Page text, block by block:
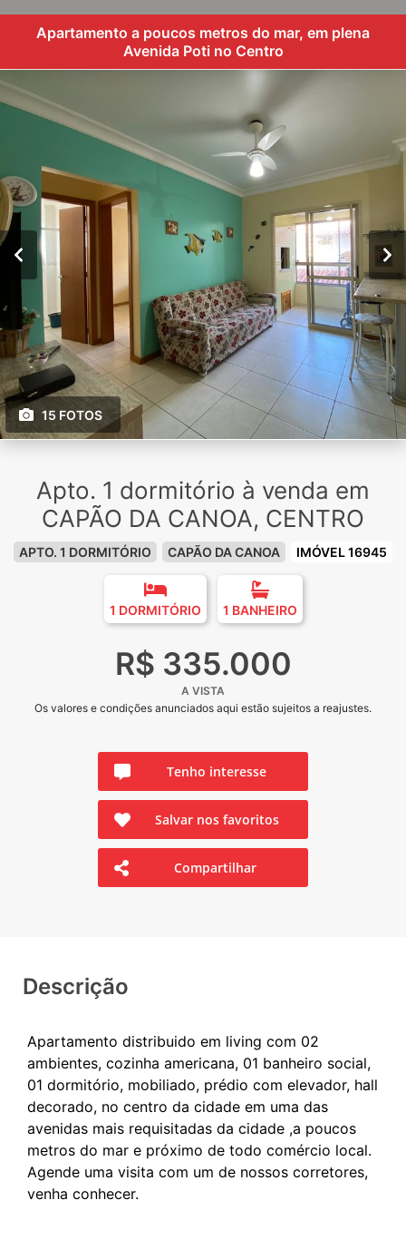
Apartamento a poucos metros do mar, em plena
Avenida Poti no Centro
15 FOTOS
Apto. 1 dormitório à venda em
CAPÃO DA CANOA, CENTRO
APTO. 1 DORMITÓRIO CAPÃO DA CANOA IMÓVEL 16945
1 DORMITÓRIO 1 BANHEIRO
R$ 335.000
A VISTA
Os valores e condições anunciados aqui estão sujeitos a reajustes.
Tenho interesse
Salvar nos favoritos
Compartilhar
Descrição
Apartamento distribuido em living com 02
ambientes, cozinha americana, 01 banheiro social,
01 dormitório, mobiliado, prédio com elevador, hall
decorado, no centro da cidade em uma das
avenidas mais requisitadas da cidade ,a poucos
metros do mar e próximo de todo comércio local.
Agende uma visita com um de nossos corretores,